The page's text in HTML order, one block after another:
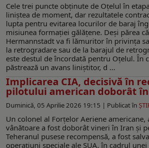
Cele trei puncte obținute de Oțelul în
liniștea de moment, dar rezultatele
lupta pentru evitarea locurilor de baraj
misiunea formației gălățene. Deși părea
Hermannstadt va fi lămuritor în privința
la retrogradare sau de la barajul de
este destul de încordată pentru Oțelul. În
păstrează un avans liniștitor, d ...
Implicarea CIA, decisivă în
pilotului american doborât
Duminică, 05 Aprilie 2026 19:15 | Publicat în
Un colonel al Forțelor Aeriene americane,
vânătoare a fost doborât vineri în Iran și
Teheranul pusese recompensă, a fost
operațiuni speciale ale SUA, în cadrul